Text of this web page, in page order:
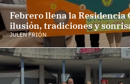
Febrero llena la Residencia
ilusión, tradiciones y
JULEN FRIÓN